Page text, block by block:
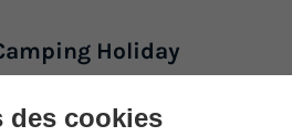
Holiday
Aux alentours